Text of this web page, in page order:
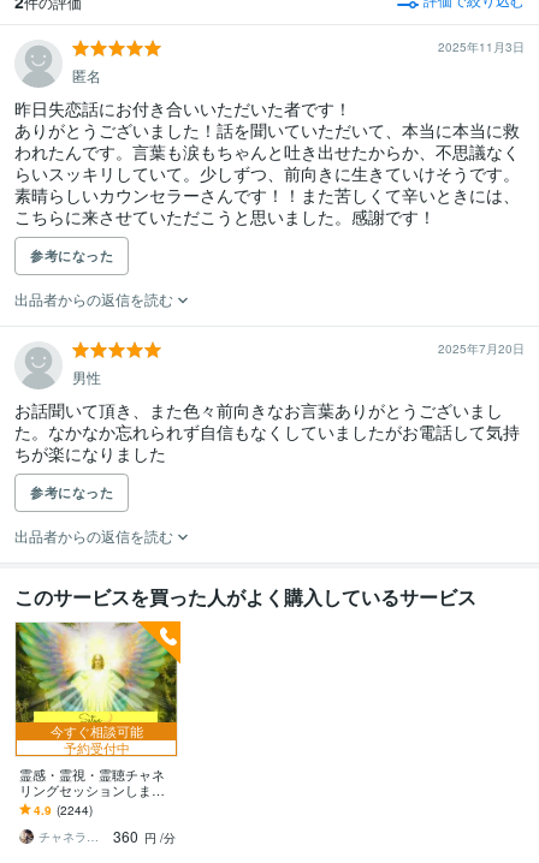
2025年11月3日
匿名
昨日失恋話にお付き合いいただいた者です！
ありがとうございました！話を聞いていただいて、本当に本当に救
われたんです。言葉も涙もちゃんと吐き出せたからか、不思議なく
らいスッキリしていて。少しずつ、前向きに生きていけそうです。
素晴らしいカウンセラーさんです！！また苦しくて辛いときには、
こちらに来させていただこうと思いました。感謝です！
参考になった
出品者からの返信を読む
2025年7月20日
男性
お話聞いて頂き、また色々前向きなお言葉ありがとうございまし
た。なかなか忘れられず自信もなくしていましたがお電話して気持
ちが楽になりました
参考になった
出品者からの返信を読む
このサービスを買った人がよく購入しているサービス
今すぐ相談可能
予約受付中
霊感・霊視・霊聴チャネ
リングセッションします
霊感霊視超感覚で繋がり
アナタに情景やメッセー
ジ伝えます
4.9 (2244)
チャネラーSatya
360 円 /分